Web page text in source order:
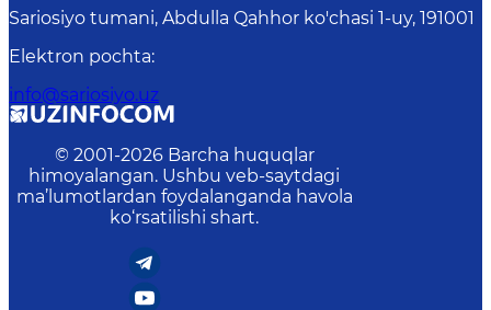
Sariosiyo tumani, Abdulla Qahhor ko'chasi 1-uy, 191001
Elektron pochta:
info@sariosiyo.uz
© 2001-2026 Barcha huquqlar
himoyalangan. Ushbu veb-saytdagi
ma’lumotlardan foydalanganda havola
ko‘rsatilishi shart.